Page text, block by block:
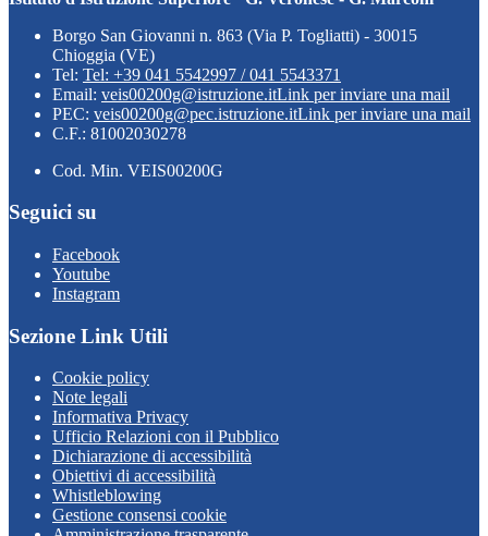
Borgo San Giovanni n. 863 (Via P. Togliatti) - 30015
Chioggia (VE)
Tel: Tel: +39 041 5542997 / 041 5543371
Email: veis00200g@istruzione.itLink per inviare una mail
PEC: veis00200g@pec.istruzione.itLink per inviare una mail
C.F.: 81002030278
Cod. Min. VEIS00200G
Seguici su
Facebook
Youtube
Instagram
Sezione Link Utili
Cookie policy
Note legali
Informativa Privacy
Ufficio Relazioni con il Pubblico
Dichiarazione di accessibilità
Obiettivi di accessibilità
Whistleblowing
Gestione consensi cookie